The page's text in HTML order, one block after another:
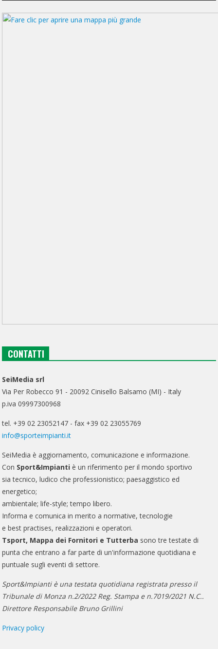
CONTATTI
SeiMedia srl
Via Per Robecco 91 - 20092 Cinisello Balsamo (MI) - Italy
p.iva 09997300968
tel. +39 02 23052147 - fax +39 02 23055769
info@sporteimpianti.it
SeiMedia è aggiornamento, comunicazione e informazione.
Con Sport&Impianti è un riferimento per il mondo sportivo
sia tecnico, ludico che professionistico; paesaggistico ed
energetico;
ambientale; life-style; tempo libero.
Informa e comunica in merito a normative, tecnologie
e best practises, realizzazioni e operatori.
Tsport, Mappa dei Fornitori e Tutterba sono tre testate di
punta che entrano a far parte di un'informazione quotidiana e
puntuale sugli eventi di settore.
Sport&Impianti è una testata quotidiana registrata presso il
Tribunale di Monza n.2/2022 Reg. Stampa e n.7019/2021 N.C..
Direttore Responsabile Bruno Grillini
Privacy policy